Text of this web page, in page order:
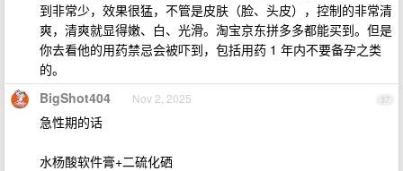
到非常少，效果很猛，不管是皮肤（脸、头皮），控制的非常清
爽，清爽就显得嫩、白、光滑。淘宝京东拼多多都能买到。但是
你去看他的用药禁忌会被吓到，包括用药 1 年内不要备孕之类
的。
37
BigShot404 Nov 2, 2025
急性期的话
水杨酸软件膏+二硫化硒